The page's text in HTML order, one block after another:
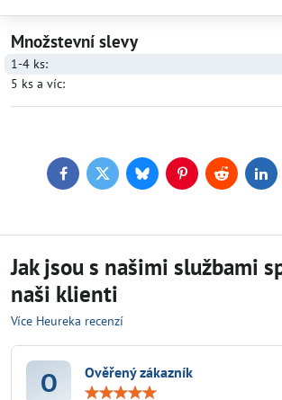
Množstevní slevy
1-4 ks:
5 ks a víc:
FacebookTwitterBlueskyPinterestReddit
Jak jsou s našimi službami
naši klienti
Více Heureka recenzí
O Ověřený zákazník